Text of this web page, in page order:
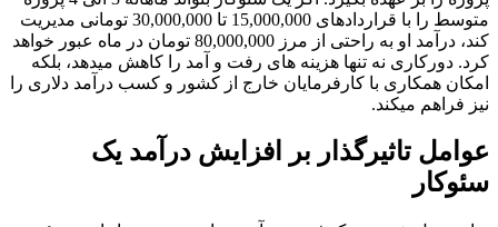
متوسط را با قراردادهای 15,000,000 تا 30,000,000 تومانی مدیریت
کند، درآمد او به راحتی از مرز 80,000,000 تومان در ماه عبور خواهد
کرد. دورکاری نه تنها هزینه‌ های رفت و آمد را کاهش میدهد، بلکه
امکان همکاری با کارفرمایان خارج از کشور و کسب درآمد دلاری را
نیز فراهم میکند.
عوامل تاثیرگذار بر افزایش درآمد یک
سئوکار